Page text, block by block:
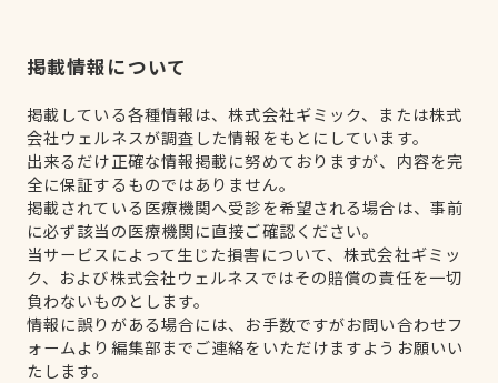
掲載情報について
掲載している各種情報は、株式会社ギミック、または株式
会社ウェルネスが調査した情報をもとにしています。
出来るだけ正確な情報掲載に努めておりますが、内容を完
全に保証するものではありません。
掲載されている医療機関へ受診を希望される場合は、事前
に必ず該当の医療機関に直接ご確認ください。
当サービスによって生じた損害について、株式会社ギミッ
ク、および株式会社ウェルネスではその賠償の責任を一切
負わないものとします。
情報に誤りがある場合には、お手数ですがお問い合わせフ
ォームより編集部までご連絡をいただけますようお願いい
たします。